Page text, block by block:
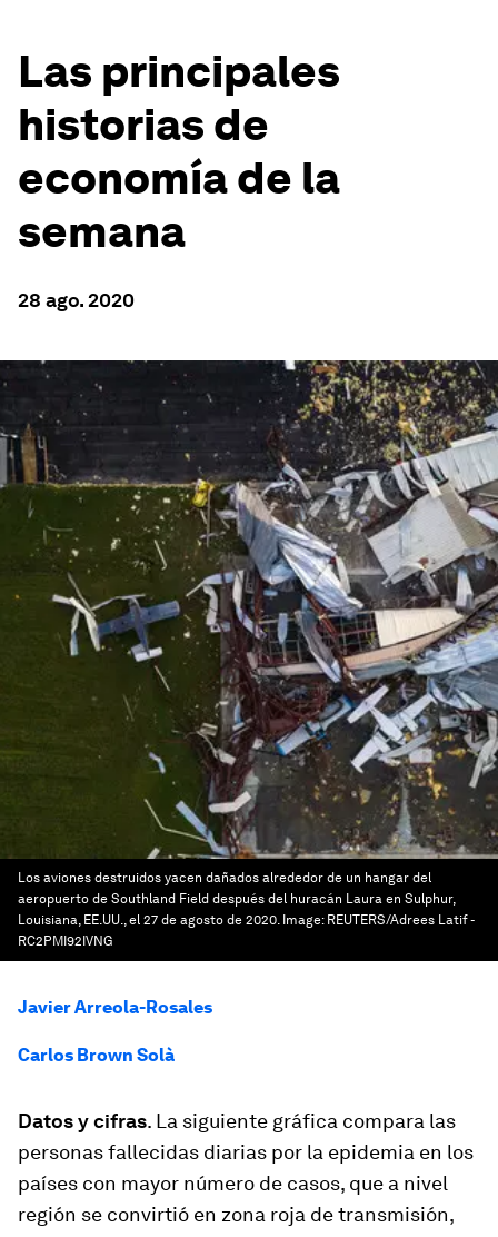
Las principales
historias de
economía de la
semana
28 ago. 2020
Los aviones destruidos yacen dañados alrededor de un hangar del
aeropuerto de Southland Field después del huracán Laura en Sulphur,
Louisiana, EE.UU., el 27 de agosto de 2020. Image: REUTERS/Adrees Latif -
RC2PMI92IVNG
Javier Arreola-Rosales
Carlos Brown Solà
Datos y cifras. La siguiente gráfica compara las
personas fallecidas diarias por la epidemia en los
países con mayor número de casos, que a nivel
región se convirtió en zona roja de transmisión,